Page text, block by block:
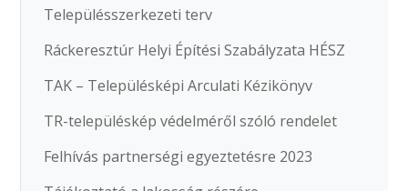
Településszerkezeti terv
Ráckeresztúr Helyi Építési Szabályzata HÉSZ
TAK – Településképi Arculati Kézikönyv
TR-településkép védelméről szóló rendelet
Felhívás partnerségi egyeztetésre 2023